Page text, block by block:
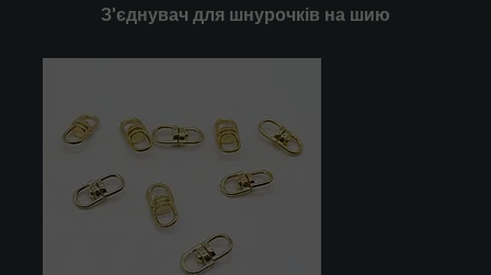
З'єднувач для шнурочків на шию